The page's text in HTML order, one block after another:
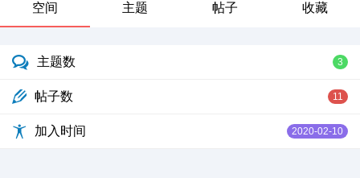
空间 主题 帖子 收藏
主题数 3
帖子数 11
加入时间 2020-02-10